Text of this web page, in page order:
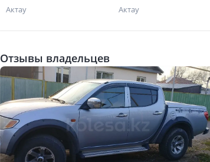
Актау Актау
Отзывы владельцев